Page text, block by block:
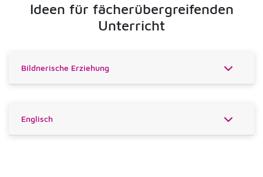
Ideen für fächerübergreifenden
Unterricht
Bildnerische Erziehung
Englisch